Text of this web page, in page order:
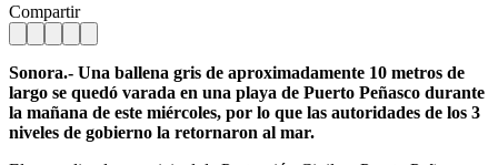
Compartir
Sonora.- Una ballena gris de aproximadamente 10 metros de
largo se quedó varada en una playa de Puerto Peñasco durante
la mañana de este miércoles, por lo que las autoridades de los 3
niveles de gobierno la retornaron al mar.